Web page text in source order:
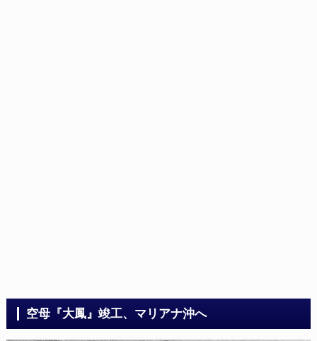
空母『大鳳』竣工、マリアナ沖へ